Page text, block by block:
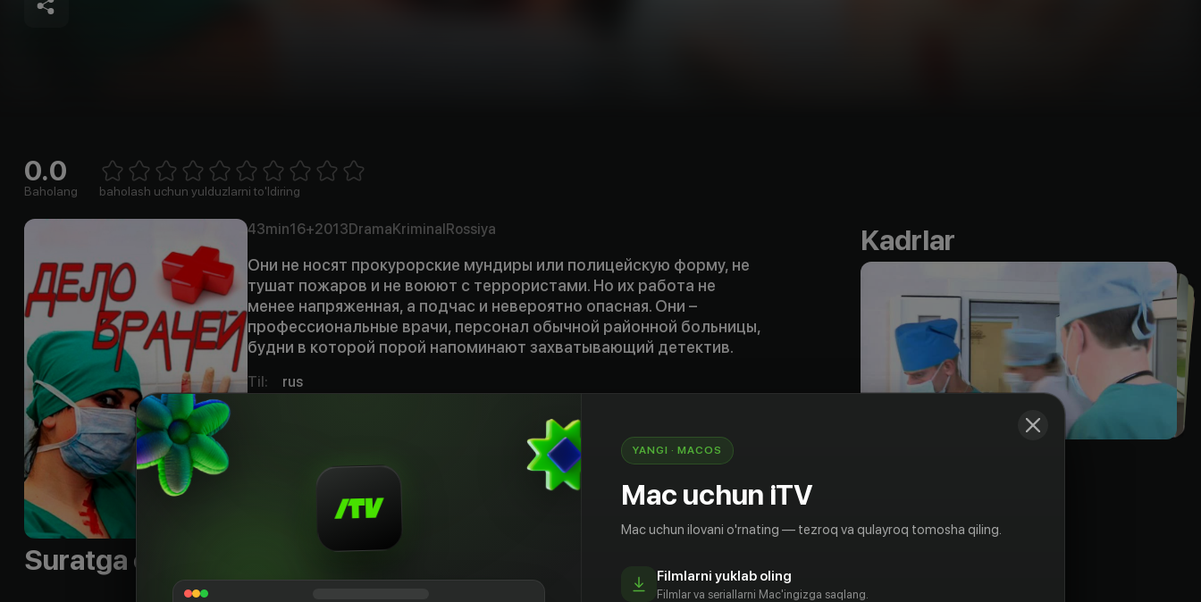
0.0
Baholang 1 Star2 Stars3 Stars4 Stars5 Stars6 Stars7 Stars8 Stars
baholash uchun yulduzlarni to'ldiring
43min16+2013DramaKriminalRossiya
Они не носят прокурорские мундиры или полицейскую форму, не
тушат пожаров и не воюют с террористами. Но их работа не
менее напряженная, а подчас и невероятно опасная. Они –
профессиональные врачи, персонал обычной районной больницы,
будни в которой порой напоминают захватывающий детектив.
Til: rus
Kadrlar
Suratga olish guruhi
YANGI · MACOS
Mac uchun iTV
Mac uchun ilovani o'rnating — tezroq va qulayroq tomosha qiling.
Filmlarni yuklab oling
Filmlar va seriallarni Mac'ingizga saqlang.